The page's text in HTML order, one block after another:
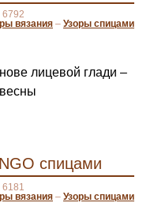
6792
вязания – Узоры спицами
лицевой глади –
спицами
6181
вязания – Узоры спицами